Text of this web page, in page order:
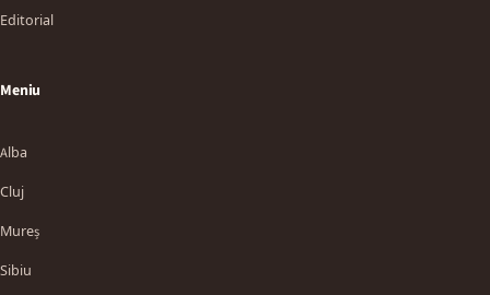
Editorial
Meniu
Alba
Cluj
Mureș
Sibiu